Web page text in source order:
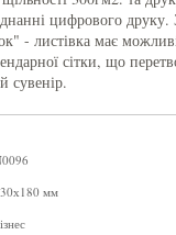
цифрового друку.
- листівка має
сітки, що
сувенір.
мм